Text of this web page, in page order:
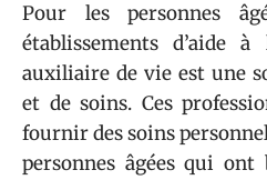
Pour les personnes
établissements d’aide
auxiliaire de vie est une
et de soins. Ces
fournir des soins
personnes âgées qui ont